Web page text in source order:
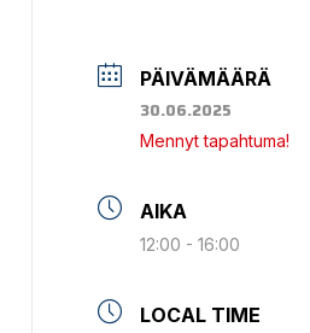
PÄIVÄMÄÄRÄ
30.06.2025
Mennyt tapahtuma!
AIKA
12:00 - 16:00
LOCAL TIME